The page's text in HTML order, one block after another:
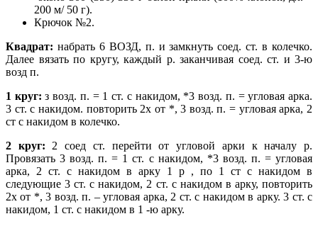
200 м/ 50 г).
Крючок №2.
Квадрат: набрать 6 ВОЗД, п. и замкнуть соед. ст. в колечко.
Далее вязать по кругу, каждый р. заканчивая соед. ст. и 3-ю
возд п.
1 круг: з возд. п. = 1 ст. с накидом, *3 возд. п. = угловая арка.
3 ст. с накидом. повторить 2х от *, 3 возд. п. = угловая арка, 2
ст с накидом в колечко.
2 круг: 2 соед ст. перейти от угловой арки к началу р.
Провязать 3 возд. п. = 1 ст. с накидом, *3 возд. п. = угловая
арка, 2 ст. с накидом в арку 1 р , по 1 ст с накидом в
следующие 3 ст. с накидом, 2 ст. с накидом в арку, повторить
2х от *, 3 возд. п. – угловая арка, 2 ст. с накидом в арку. 3 ст. с
накидом, 1 ст. с накидом в 1 -ю арку.